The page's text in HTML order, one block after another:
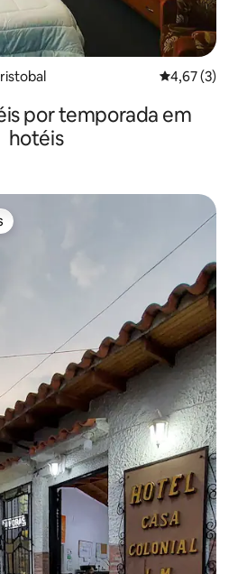
4,67 de
4,67 (3)
por temporada em
hotéis